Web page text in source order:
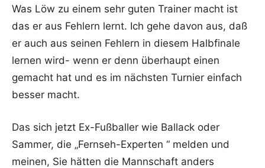
Was Löw zu einem sehr guten Trainer macht ist
das er aus Fehlern lernt. Ich gehe davon aus, daß
er auch aus seinen Fehlern in diesem Halbfinale
lernen wird- wenn er denn überhaupt einen
gemacht hat und es im nächsten Turnier einfach
besser macht.
Das sich jetzt Ex-Fußballer wie Ballack oder
Sammer, die „Fernseh-Experten “ melden und
meinen, Sie hätten die Mannschaft anders